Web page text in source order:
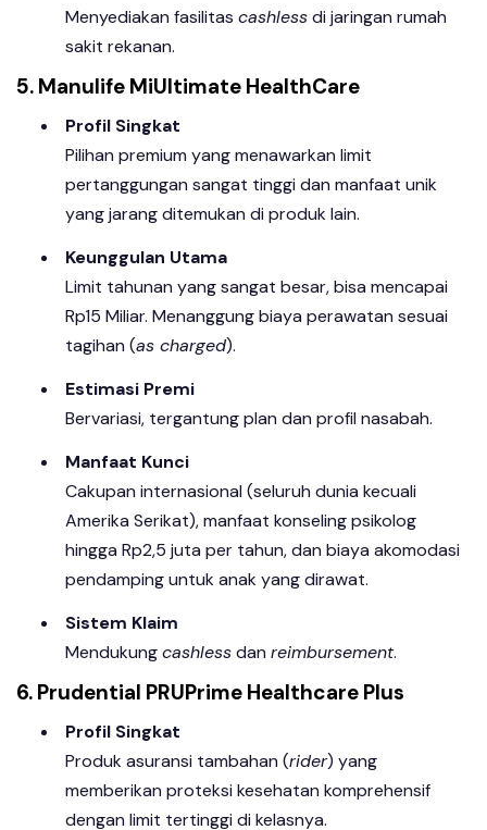
Menyediakan fasilitas cashlessdi jaringan rumah
sakit rekanan.
5. Manulife MiUltimate HealthCare
Profil Singkat
Pilihan premium yang menawarkan limit
pertanggungan sangat tinggi dan manfaat unik
yang jarang ditemukan di produk lain.
Keunggulan Utama
Limit tahunan yang sangat besar, bisa mencapai
Rp15 Miliar. Menanggung biaya perawatan sesuai
tagihan (as charged).
Estimasi Premi
Bervariasi, tergantung plan dan profil nasabah.
Manfaat Kunci
Cakupan internasional (seluruh dunia kecuali
Amerika Serikat), manfaat konseling psikolog
hingga Rp2,5 juta per tahun, dan biaya akomodasi
pendamping untuk anak yang dirawat.
Sistem Klaim
Mendukungcashlessdan reimbursement.
6. Prudential PRUPrime Healthcare Plus
Profil Singkat
Produk asuransi tambahan (rider) yang
memberikan proteksi kesehatan komprehensif
dengan limit tertinggi di kelasnya.